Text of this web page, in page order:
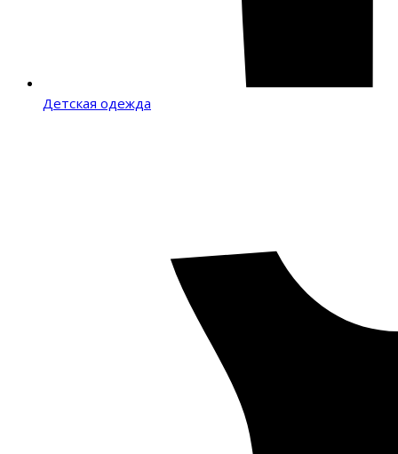
Детская одежда